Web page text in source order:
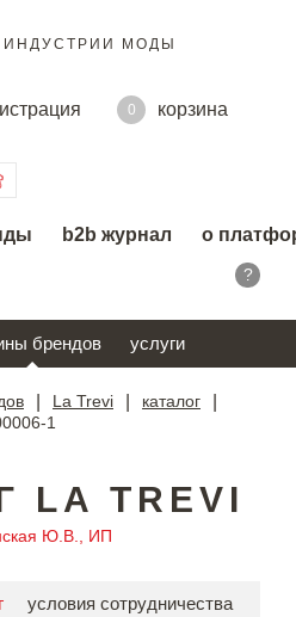
ИНДУСТРИИ МОДЫ
0
корзина
b2b журнал о
?
брендов услуги
La Trevi каталог
1
LA TREVI
Ю.В., ИП
условия сотрудничества